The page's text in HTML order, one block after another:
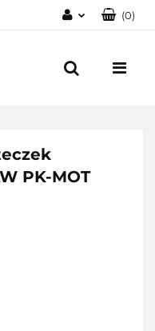
Zarejestruj się
(0)
PK-MOT